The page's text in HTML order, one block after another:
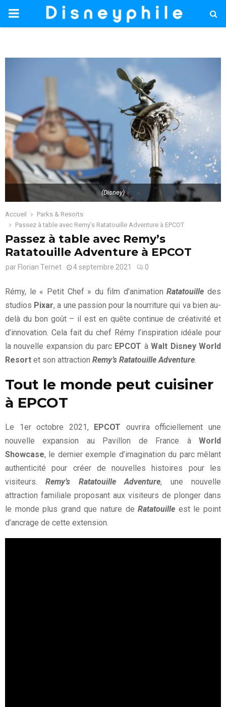
PRIMARY
(Disney)
Accueil
Parks & Resorts
Passez à table avec Remy’s Ratatouille Adventure à EPCOT
Passez à table avec Remy’s
Ratatouille Adventure à EPCOT
par Florian Ternet 4 septembre 2021 0
Rémy, le « Petit Chef » du film d’animationRatatouille des
studios Pixar, a une passion pour la nourriture qui va bien au-
delà du bon goût – il est en quête continue de créativité et
d’innovation. Cela fait du chef Rémy l’inspiration idéale pour
la nouvelle expansion du parc EPCOT àWalt Disney World
Resort et son attraction Remy’s Ratatouille Adventure.
Tout le monde peut cuisiner
à EPCOT
Le 1er octobre 2021, EPCOT ouvrira officiellement une
nouvelle expansion au Pavillon de France à World
Showcase, le dernier exemple d’imagination du parc mêlant
authenticité pour créer de nouvelles histoires pour les
visiteurs.Remy’s Ratatouille Adventure, une nouvelle
attraction familiale proposant aux visiteurs de plonger dans
le monde plus grand que nature deRatatouille est le point
d’ancrage de cette extension.